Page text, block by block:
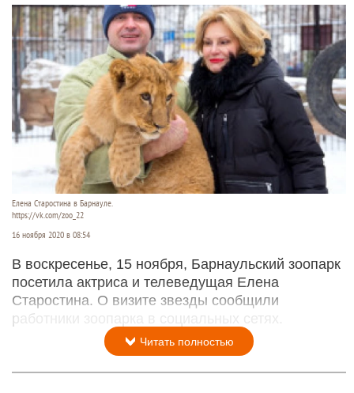
Елена Старостина в Барнауле.
https://vk.com/zoo_22
16 ноября 2020 в 08:54
В воскресенье, 15 ноября, Барнаульский зоопарк
посетила актриса и телеведущая Елена
Старостина. О визите звезды сообщили
работники зоопарка в социальных сетях.
Читать полностью